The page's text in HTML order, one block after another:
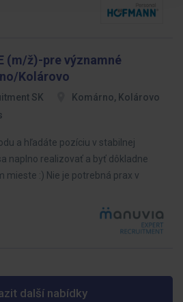
(m/ž)-pre významné
Kolárovo
SK
Komárno, Kolárovo
a hľadáte pozíciu v stabilnej
naplno realizovať a byť dôkladne
mieste :) Nie je potrebná prax v
další nabídky